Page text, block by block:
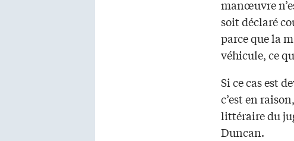
manœuvre
soit déclaré
parce que la
véhicule, ce
Si ce cas est
c’est en
littéraire du
Duncan.